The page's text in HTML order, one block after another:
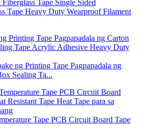
Tape Heavy Duty Wearproof Filament
ng Printing Tape Pagpapadala ng
Sealing Ta...
Tape PCB Circuit Board Tape